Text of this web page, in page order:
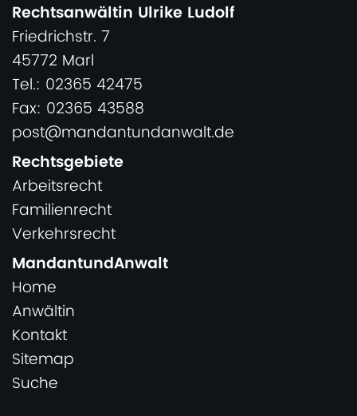
Rechtsanwältin Ulrike Ludolf
Friedrichstr. 7
45772 Marl
Tel.: 02365 42475
Fax: 02365 43588
post@mandantundanwalt.de
Rechtsgebiete
Arbeitsrecht
Familienrecht
Verkehrsrecht
MandantundAnwalt
Home
Anwältin
Kontakt
Sitemap
Suche